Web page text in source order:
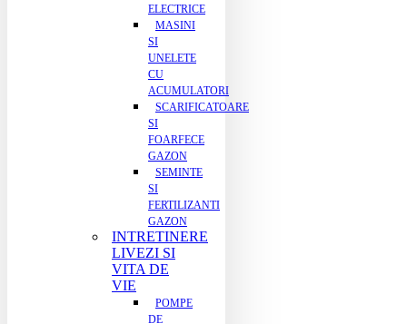
ELECTRICE
MASINI
SI
UNELETE
CU
ACUMULATORI
SCARIFICATOARE
SI
FOARFECE
GAZON
SEMINTE
SI
FERTILIZANTI
GAZON
INTRETINERE
LIVEZI SI
VITA DE
VIE
POMPE
DE